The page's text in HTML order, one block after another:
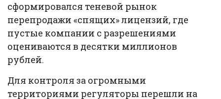
сформировался теневой рынок
перепродажи «спящих» лицензий, где
пустые компании с разрешениями
оцениваются в десятки миллионов
рублей.
Для контроля за огромными
территориями регуляторы перешли на